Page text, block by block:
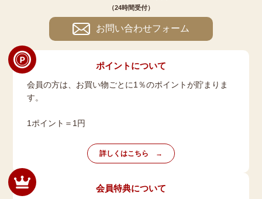
（24時間受付）
お問い合わせフォーム
ポイントについて
会員の方は、お買い物ごとに1％のポイントが貯まりま
す。
1ポイント＝1円
詳しくはこちら
会員特典について